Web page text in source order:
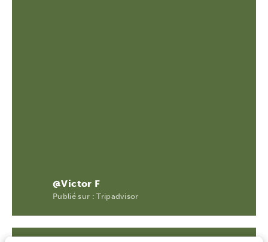
@Victor F
Publié sur : Tripadvisor